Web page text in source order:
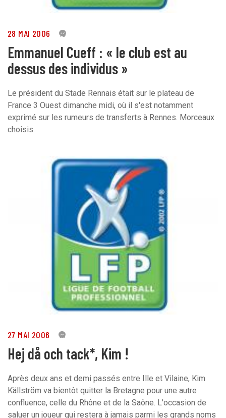
28 MAI 2006 0
Emmanuel Cueff : « le club est au
dessus des individus »
Le président du Stade Rennais était sur le plateau de
France 3 Ouest dimanche midi, où il s'est notamment
exprimé sur les rumeurs de transferts à Rennes. Morceaux
choisis.
27 MAI 2006 0
Hej då och tack*, Kim !
Après deux ans et demi passés entre Ille et Vilaine, Kim
Källström va bientôt quitter la Bretagne pour une autre
confluence, celle du Rhône et de la Saône. L'occasion de
saluer un joueur qui restera à jamais parmi les grands noms